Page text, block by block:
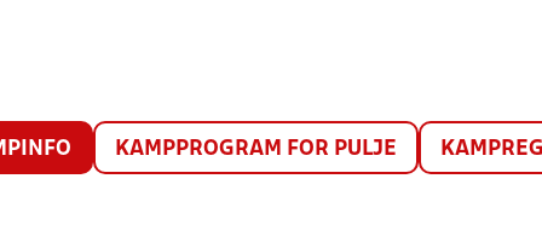
KAMPPROGRAM FOR PULJE